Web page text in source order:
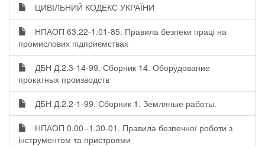
ЦИВІЛЬНИЙ КОДЕКС УКРАЇНИ
НПАОП 63.22-1.01-85. Правила безпеки праці на
промислових підприємствах
ДБН Д.2.3-14-99. Сборник 14. Оборудование
прокатных производств
ДБН Д.2.2-1-99. Сборник 1. Земляные работы.
НПАОП 0.00.-1.30-01. Правила безпечної роботи з
інструментом та пристроями